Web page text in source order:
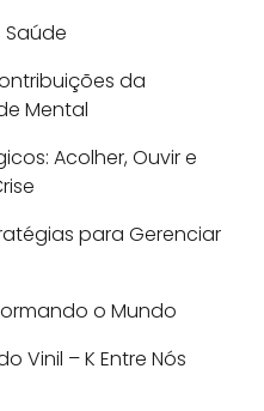
da
Mental
Acolher, Ouvir e
para Gerenciar
o Mundo
Vinil – K Entre Nós